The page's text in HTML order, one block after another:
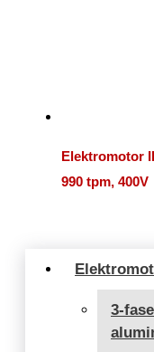
3-
Elektromotor
990 tpm, 400V